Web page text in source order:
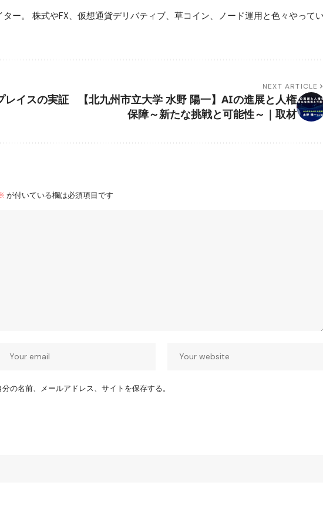
ー。 株式やFX、仮想通貨デリバティブ、草コイン、ノード運用と色々やって
レイスの実証
NEXT ARTICLE
【北九州市立大学 水野 陽一】AIの進展と人権
保障～新たな挑戦と可能性～｜取材
が付いている欄は必須項目です
の名前、メールアドレス、サイトを保存する。